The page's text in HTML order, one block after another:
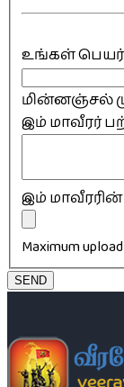
உங்கள் பெயர்
மின்னஞ்சல்
இம் மாவீரர்
இம்
Maximum
SEND